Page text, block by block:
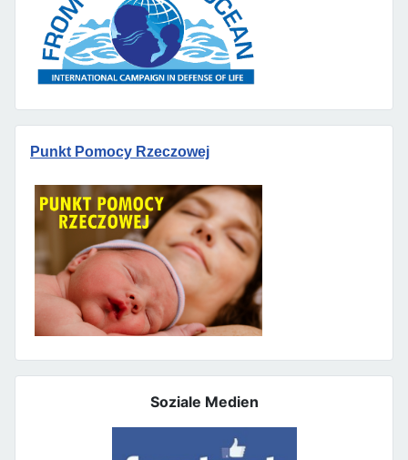
Punkt Pomocy Rzeczowej
Soziale Medien